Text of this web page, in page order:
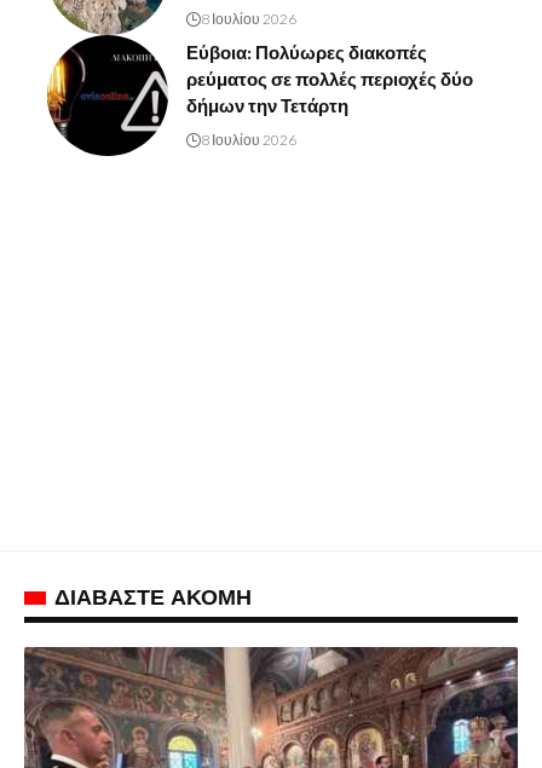
8 Ιουλίου 2026
Εύβοια: Πολύωρες διακοπές
ρεύματος σε πολλές περιοχές δύο
δήμων την Τετάρτη
8 Ιουλίου 2026
ΔΙΑΒΑΣΤΕ ΑΚΟΜΗ